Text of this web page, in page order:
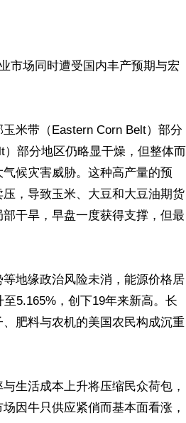
市场同时遭受国内丰产预期与宏
米带（Eastern Corn Belt）部分
部分地区仍略显干燥，但整体而
候灾害威胁。这种高产量的预
，导致玉米、大豆和大豆油期货
干旱，早盘一度获得支撑，但最
地缘政治风险未消，能源价格居
5.165%，创下19年来新高。长
肥料与农机的美国农民构成沉重
生活成本上升将压缩民众荷包，
因牛只供应紧俏而基本面看涨，